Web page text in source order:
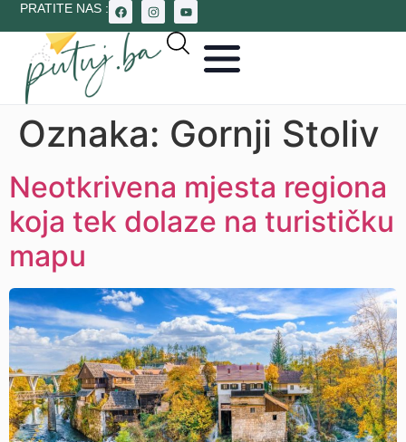
PRATITE NAS :
Oznaka: Gornji Stoliv
Neotkrivena mjesta regiona
koja tek dolaze na turističku
mapu